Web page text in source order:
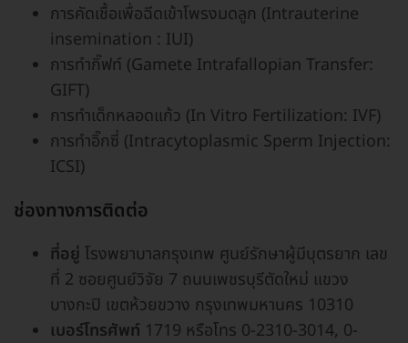
การคัดเชื้อเพื่อฉีดเข้าโพรงมดลูก (Intrauterine
insemination : IUI)
การทำกิ๊ฟท์ (Gamete Intrafallopian Transfer:
GIFT)
การทำเด็กหลอดแก้ว (In Vitro Fertilization: IVF)
การทำอิ๊กซี่ (Intracytoplasmic Sperm Injection:
ICSI)
ช่องทางการติดต่อ
ที่อยู่ โรงพยาบาลกรุงเทพ ศูนย์รักษาผู้มีบุตรยาก เลข
ที่ 2 ซอยศูนย์วิจัย 7 ถนนเพชรบุรีตัดใหม่ แขวง
บางกะปิ เขตห้วยขวาง กรุงเทพมหานคร 10310
เบอร์โทรศัพท์ 1719 หรือโทร 0-2310-3014, 0-